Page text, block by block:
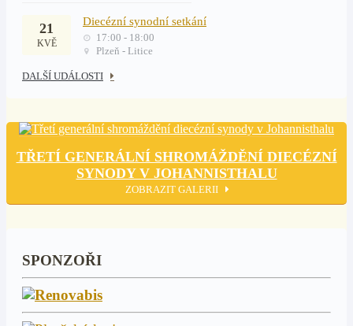
21
KVĚ
Diecézní synodní setkání
17:00 - 18:00
Plzeň - Litice
DALŠÍ UDÁLOSTI
TŘETÍ GENERÁLNÍ SHROMÁŽDĚNÍ DIECÉZNÍ
SYNODY V JOHANNISTHALU
ZOBRAZIT GALERII
SPONZOŘI